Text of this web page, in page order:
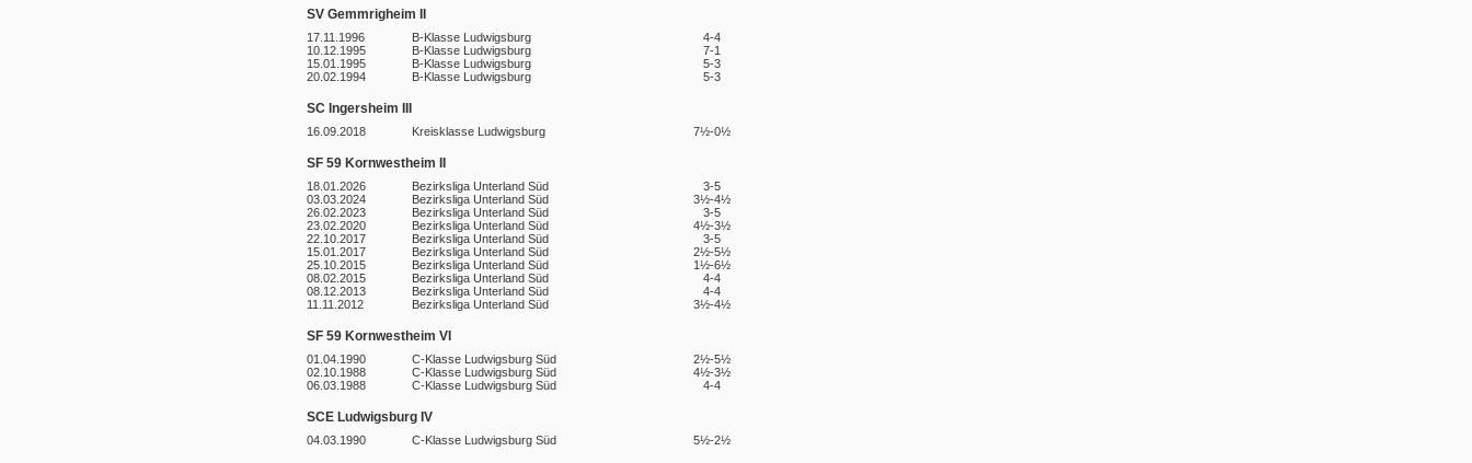
SV Gemmrigheim II
17.11.1996 B-Klasse Ludwigsburg
4-4
10.12.1995
B-Klasse Ludwigsburg
7-1
15.01.1995
B-Klasse Ludwigsburg
5-3
20.02.1994
B-Klasse Ludwigsburg 5-3
SC Ingersheim III
16.09.2018 Kreisklasse Ludwigsburg 7½-0½
SF 59 Kornwestheim II
18.01.2026 Bezirksliga Unterland Süd
3-5
03.03.2024
Bezirksliga Unterland Süd
3½-4½
26.02.2023
Bezirksliga Unterland Süd
3-5
23.02.2020
Bezirksliga Unterland Süd
4½-3½
22.10.2017
Bezirksliga Unterland Süd
3-5
15.01.2017
Bezirksliga Unterland Süd
2½-5½
25.10.2015
Bezirksliga Unterland Süd
1½-6½
08.02.2015
Bezirksliga Unterland Süd
4-4
08.12.2013
Bezirksliga Unterland Süd
4-4
11.11.2012
Bezirksliga Unterland Süd 3½-4½
SF 59 Kornwestheim VI
01.04.1990 C-Klasse Ludwigsburg Süd
2½-5½
02.10.1988
C-Klasse Ludwigsburg Süd
4½-3½
06.03.1988
C-Klasse Ludwigsburg Süd 4-4
SCE Ludwigsburg IV
04.03.1990 C-Klasse Ludwigsburg Süd 5½-2½